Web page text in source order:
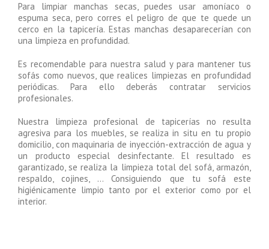
Para limpiar manchas secas, puedes usar amoníaco o
espuma seca, pero corres el peligro de que te quede un
cerco en la tapicería. Estas manchas desaparecerían con
una limpieza en profundidad.
Es recomendable para nuestra salud y para mantener tus
sofás como nuevos, que realices limpiezas en profundidad
periódicas. Para ello deberás contratar servicios
profesionales.
Nuestra limpieza profesional de tapicerías no resulta
agresiva para los muebles, se realiza in situ en tu propio
domicilio, con maquinaria de inyección-extracción de agua y
un producto especial desinfectante. El resultado es
garantizado, se realiza la limpieza total del sofá, armazón,
respaldo, cojines, … Consiguiendo que tu sofá este
higiénicamente limpio tanto por el exterior como por el
interior.